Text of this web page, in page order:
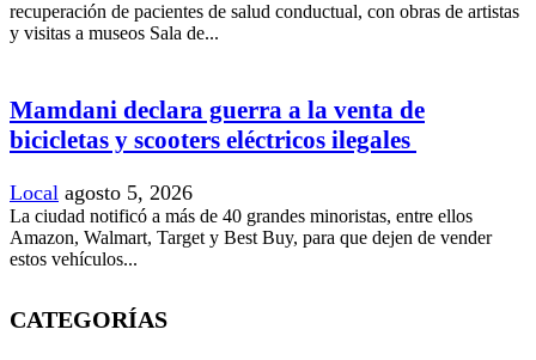
recuperación de pacientes de salud conductual, con obras de artistas
y visitas a museos Sala de...
Mamdani declara guerra a la venta de
bicicletas y scooters eléctricos ilegales
Local agosto 5, 2026
La ciudad notificó a más de 40 grandes minoristas, entre ellos
Amazon, Walmart, Target y Best Buy, para que dejen de vender
estos vehículos...
CATEGORÍAS